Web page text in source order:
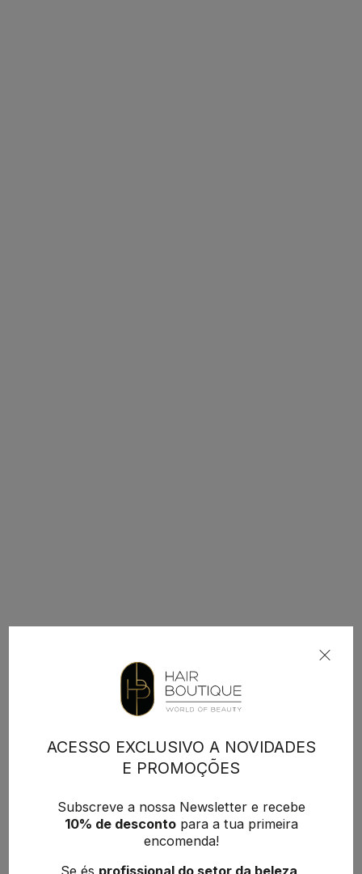
ACESSO EXCLUSIVO A NOVIDADES
E PROMOÇÕES
Subscreve a nossa Newsletter e recebe
10% de descontopara a tua primeira
encomenda!